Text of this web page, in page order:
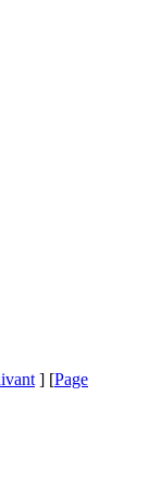
] [Page